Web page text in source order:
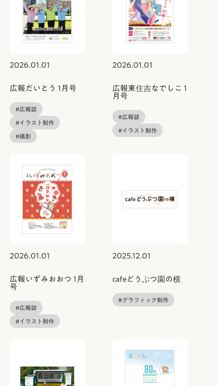
2026.01.01
広報だいとう 1月号
#広報誌
#イラスト制作
#撮影
2026.01.01
広報東住吉なでしこ 1
月号
#広報誌
#イラスト制作
2026.01.01
広報いずみおおつ 1月
号
#広報誌
#イラスト制作
2025.12.01
cafeどうぶつ園の横
#グラフィック制作